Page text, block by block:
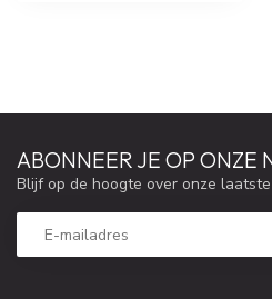
ABONNEER JE OP ONZE
Blijf op de hoogte over onze